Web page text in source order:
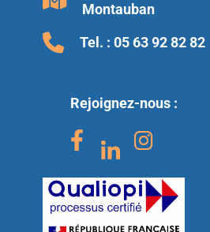
Montauban
Tel. : 05 63 92 82 82
Rejoignez-nous :